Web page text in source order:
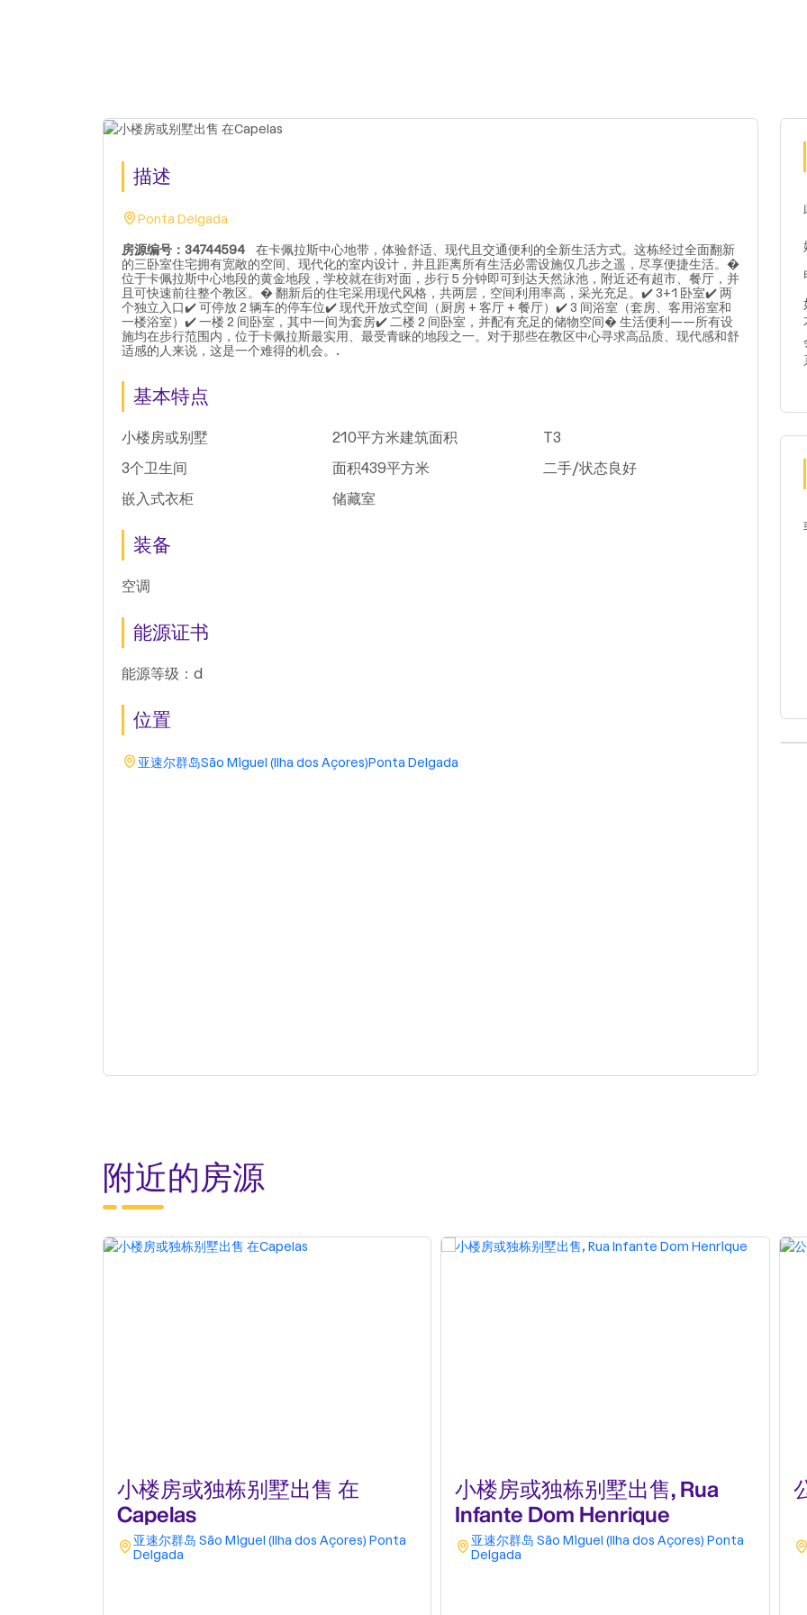
描述
Ponta Delgada
房源编号：34744594 在卡佩拉斯中心地带，体验舒适、现代且交通便利的全新生活方式。这栋经过全面翻新
的三卧室住宅拥有宽敞的空间、现代化的室内设计，并且距离所有生活必需设施仅几步之遥，尽享便捷生活。�
位于卡佩拉斯中心地段的黄金地段，学校就在街对面，步行 5 分钟即可到达天然泳池，附近还有超市、餐厅，并
且可快速前往整个教区。� 翻新后的住宅采用现代风格，共两层，空间利用率高，采光充足。✔️ 3+1 卧室✔️ 两
个独立入口✔️ 可停放 2 辆车的停车位✔️ 现代开放式空间（厨房 + 客厅 + 餐厅）✔️ 3 间浴室（套房、客用浴室和
一楼浴室）✔️ 一楼 2 间卧室，其中一间为套房✔️ 二楼 2 间卧室，并配有充足的储物空间� 生活便利——所有设
施均在步行范围内，位于卡佩拉斯最实用、最受青睐的地段之一。对于那些在教区中心寻求高品质、现代感和舒
适感的人来说，这是一个难得的机会。.
基本特点
小楼房或别墅 210平方米建筑面积
T3
3个卫生间
面积439平方米
二手/状态良好
嵌入式衣柜
储藏室
装备
空调
能源证书
能源等级：d
位置
亚速尔群岛São Miguel (Ilha dos Açores)Ponta Delgada
附近的房源
小楼房或独栋别墅出售 在
Capelas
亚速尔群岛 São Miguel (Ilha dos Açores) Ponta
Delgada
小楼房或独栋别墅出售, Rua
Infante Dom Henrique
亚速尔群岛 São Miguel (Ilha dos Açores) Ponta
Delgada